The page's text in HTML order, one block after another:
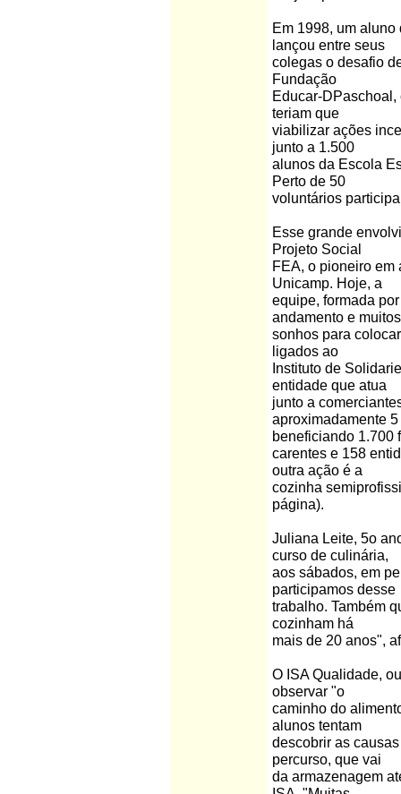
Em 1998, um
lançou entre seus
colegas o desafio
Fundação
Educar-
teriam que
viabilizar ações
junto a 1.500
alunos da Escola
Perto de 50
voluntários
Esse grande
Projeto Social
FEA, o pioneiro em
Unicamp. Hoje, a
equipe, formada
andamento e muitos
sonhos para
ligados ao
Instituto de
entidade que atua
junto a
aproximadamente
beneficiando 1.700
carentes e 158
outra ação é a
cozinha
página).
Juliana Leite, 5o
curso de culinária,
aos sábados, em
participamos desse
trabalho. Também
cozinham há
mais de 20 anos",
O ISA Qualidade,
observar "o
caminho do
alunos tentam
descobrir as
percurso, que vai
da armazenagem